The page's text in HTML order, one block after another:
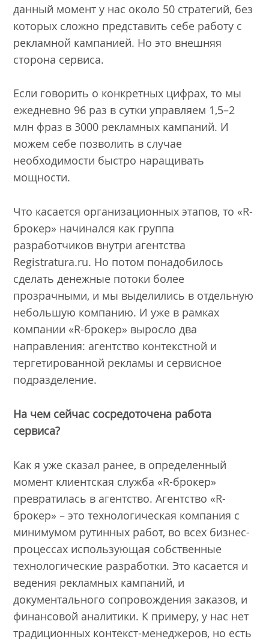
данный момент у нас около 50 стратегий, без
которых сложно представить себе работу с
рекламной кампанией. Но это внешняя
сторона сервиса.
Если говорить о конкретных цифрах, то мы
ежедневно 96 раз в сутки управляем 1,5–2
млн фраз в 3000 рекламных кампаний. И
можем себе позволить в случае
необходимости быстро наращивать
мощности.
Что касается организационных этапов, то «R-
брокер» начинался как группа
разработчиков внутри агентства
Registratura.ru. Но потом понадобилось
сделать денежные потоки более
прозрачными, и мы выделились в отдельную
небольшую компанию. И уже в рамках
компании «R-брокер» выросло два
направления: агентство контекстной и
тергетированной рекламы и сервисное
подразделение.
На чем сейчас сосредоточена работа
сервиса?
Как я уже сказал ранее, в определенный
момент клиентская служба «R-брокер»
превратилась в агентство. Агентство «R-
брокер» – это технологическая компания с
минимумом рутинных работ, во всех бизнес-
процессах использующая собственные
технологические разработки. Это касается и
ведения рекламных кампаний, и
документального сопровождения заказов, и
финансовой аналитики. К примеру, у нас нет
традиционных контекст-менеджеров, но есть